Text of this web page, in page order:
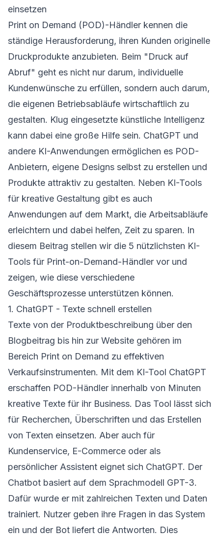
einsetzen
Print on Demand (POD)-Händler kennen die
ständige Herausforderung, ihren Kunden originelle
Druckprodukte anzubieten. Beim "Druck auf
Abruf" geht es nicht nur darum, individuelle
Kundenwünsche zu erfüllen, sondern auch darum,
die eigenen Betriebsabläufe wirtschaftlich zu
gestalten. Klug eingesetzte künstliche Intelligenz
kann dabei eine große Hilfe sein. ChatGPT und
andere KI-Anwendungen ermöglichen es POD-
Anbietern, eigene Designs selbst zu erstellen und
Produkte attraktiv zu gestalten. Neben KI-Tools
für kreative Gestaltung gibt es auch
Anwendungen auf dem Markt, die Arbeitsabläufe
erleichtern und dabei helfen, Zeit zu sparen. In
diesem Beitrag stellen wir die 5 nützlichsten KI-
Tools für Print-on-Demand-Händler vor und
zeigen, wie diese verschiedene
Geschäftsprozesse unterstützen können.
1. ChatGPT - Texte schnell erstellen
Texte von der Produktbeschreibung über den
Blogbeitrag bis hin zur Website gehören im
Bereich Print on Demand zu effektiven
Verkaufsinstrumenten. Mit dem KI-Tool ChatGPT
erschaffen POD-Händler innerhalb von Minuten
kreative Texte für ihr Business. Das Tool lässt sich
für Recherchen, Überschriften und das Erstellen
von Texten einsetzen. Aber auch für
Kundenservice, E-Commerce oder als
persönlicher Assistent eignet sich ChatGPT. Der
Chatbot basiert auf dem Sprachmodell GPT-3.
Dafür wurde er mit zahlreichen Texten und Daten
trainiert. Nutzer geben ihre Fragen in das System
ein und der Bot liefert die Antworten. Dies